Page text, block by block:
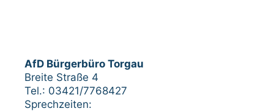
AfD Bürgerbüro Torgau
Breite Straße 4
Tel.: 03421/7768427
Sprechzeiten: